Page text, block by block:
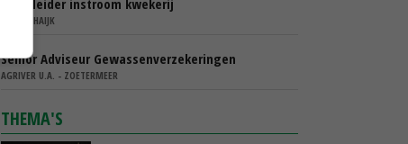
Teamleider instroom kwekerij
IBN - SCHAIJK
Senior Adviseur Gewassenverzekeringen
AGRIVER U.A. - ZOETERMEER
THEMA'S